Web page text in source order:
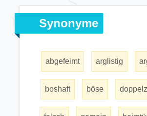
Synonyme
abgefeimt arglistig
boshaft böse